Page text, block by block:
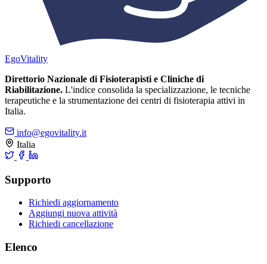
EgoVitality
Direttorio Nazionale di Fisioterapisti e Cliniche di
Riabilitazione. L'indice consolida la specializzazione, le tecniche
terapeutiche e la strumentazione dei centri di fisioterapia attivi in
Italia.
info@egovitality.it
Italia
Supporto
Richiedi aggiornamento
Aggiungi nuova attività
Richiedi cancellazione
Elenco